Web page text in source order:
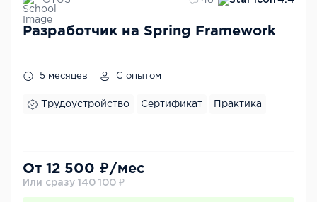
Разработчик на Spring Framework
5 месяцев С опытом
Трудоустройство Сертификат Практика
От 12 500 ₽/мес
Или сразу 140 100 ₽